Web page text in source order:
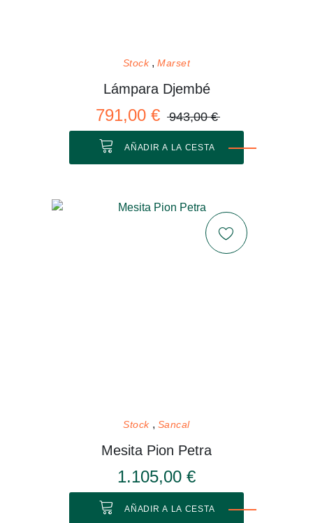
Stock Marset
Lámpara Djembé
791,00 € 943,00 €
AÑADIR A LA CESTA
Stock Sancal
Mesita Pion Petra
1.105,00 €
AÑADIR A LA CESTA